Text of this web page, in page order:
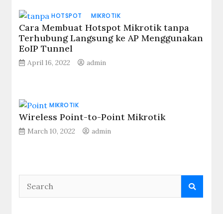
HOTSPOT MIKROTIK
Cara Membuat Hotspot Mikrotik tanpa
Terhubung Langsung ke AP Menggunakan
EoIP Tunnel
April 16, 2022 admin
MIKROTIK
Wireless Point-to-Point Mikrotik
March 10, 2022 admin